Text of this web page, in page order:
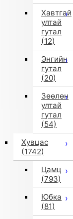
Хавтгай
ултай
гутал
(12)
Энгийн
гутал
(20)
Зөөлөн
ултай
гутал
(54)
Хувцас
(1742)
Цамц
(793)
Юбка
(81)